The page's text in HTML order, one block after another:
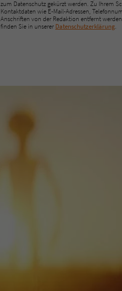
zum Datenschutz gekürzt werden. Zu Ihrem
Kontaktdaten wie E-Mail-Adressen,
Anschriften von der Redaktion entfernt
finden Sie in unserer Datenschutzerklärung.